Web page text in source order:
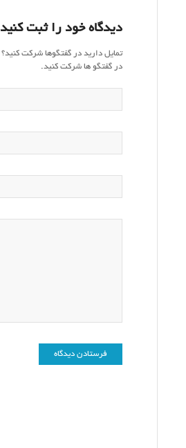
دیدگاه خود را ثبت کنید
تمایل دارید در گفتگوها شرکت کنید؟
در گفتگو ها شرکت کنید.